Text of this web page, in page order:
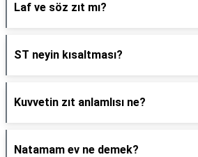
Laf ve söz zıt mı?
ST neyin kısaltması?
Kuvvetin zıt anlamlısı ne?
Natamam ev ne demek?